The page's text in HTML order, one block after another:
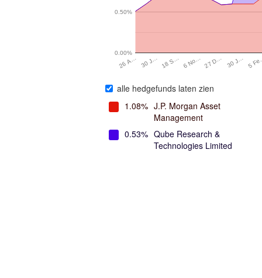
26 A… 30 J… 18 S… 6 No… 27 D… 30 J… 5
0.00%
0.50%
alle hedgefunds laten zien
1.08% J.P. Morgan Asset
Management
0.53% Qube Research &
Technologies Limited